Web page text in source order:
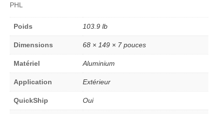
PHL
Poids 103.9 lb
Dimensions 68 × 149 × 7 pouces
Matériel Aluminium
Application Extérieur
QuickShip Oui